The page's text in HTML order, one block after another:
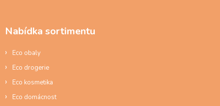
Nabídka sortimentu
Eco obaly
Eco drogerie
Eco kosmetika
Eco domácnost